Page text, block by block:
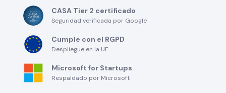
CASA Tier 2 certificado
Seguridad verificada por Google
Cumple con el RGPD
Despliegue en la UE
Microsoft for Startups
Respaldado por Microsoft